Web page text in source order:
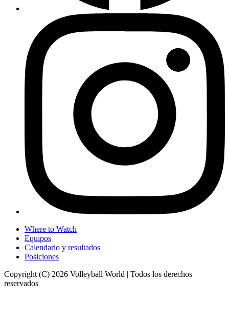
Where to Watch
Equipos
Calendario y resultados
Posiciones
Copyright (C) 2026 Volleyball World | Todos los derechos
reservados